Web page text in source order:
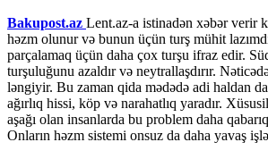
Bakupost.az Lent.az-a istinadən xəbər verir
həzm olunur və bunun üçün turş mühit
parçalamaq üçün daha çox turşu ifraz edir.
turşuluğunu azaldır və neytrallaşdırır.
ləngiyir. Bu zaman qida mədədə adi haldan
ağırlıq hissi, köp və narahatlıq yaradır.
aşağı olan insanlarda bu problem daha
Onların həzm sistemi onsuz da daha yavaş